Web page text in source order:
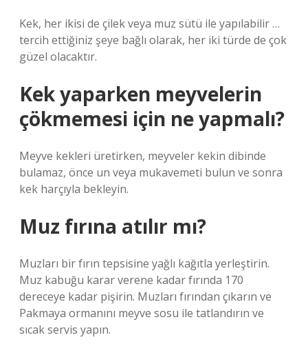
Kek, her ikisi de çilek veya muz sütü ile yapılabilir …
tercih ettiğiniz şeye bağlı olarak, her iki türde de çok
güzel olacaktır.
Kek yaparken meyvelerin
çökmemesi için ne yapmalı?
Meyve kekleri üretirken, meyveler kekin dibinde
bulamaz, önce un veya mukavemeti bulun ve sonra
kek harçıyla bekleyin.
Muz fırına atılır mı?
Muzları bir fırın tepsisine yağlı kağıtla yerleştirin.
Muz kabuğu karar verene kadar fırında 170
dereceye kadar pişirin. Muzları fırından çıkarın ve
Pakmaya ormanını meyve sosu ile tatlandırın ve
sıcak servis yapın.